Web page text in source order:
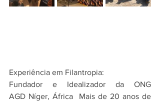
Experiência em Filantropia:
Fundador e Idealizador da ONG
AGD Níger, África  Mais de 20 anos de